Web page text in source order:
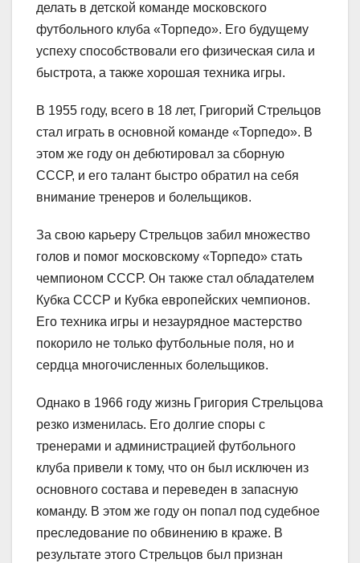
делать в детской команде московского
футбольного клуба «Торпедо». Его будущему
успеху способствовали его физическая сила и
быстрота, а также хорошая техника игры.
В 1955 году, всего в 18 лет, Григорий Стрельцов
стал играть в основной команде «Торпедо». В
этом же году он дебютировал за сборную
СССР, и его талант быстро обратил на себя
внимание тренеров и болельщиков.
За свою карьеру Стрельцов забил множество
голов и помог московскому «Торпедо» стать
чемпионом СССР. Он также стал обладателем
Кубка СССР и Кубка европейских чемпионов.
Его техника игры и незаурядное мастерство
покорило не только футбольные поля, но и
сердца многочисленных болельщиков.
Однако в 1966 году жизнь Григория Стрельцова
резко изменилась. Его долгие споры с
тренерами и администрацией футбольного
клуба привели к тому, что он был исключен из
основного состава и переведен в запасную
команду. В этом же году он попал под судебное
преследование по обвинению в краже. В
результате этого Стрельцов был признан